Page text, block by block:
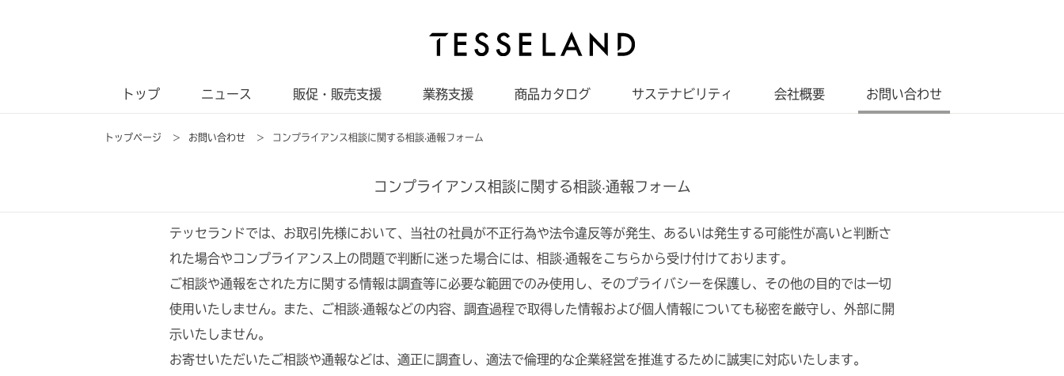
トップ ニュース 販促・販売支援 業務支援 商品カタログ サステナビリティ 会社概要 お問い合わせ
トップページ > お問い合わせ > コンプライアンス相談に関する相談‧通報フォーム
コンプライアンス相談に関する相談‧通報フォーム
テッセランドでは、お取引先様において、当社の社員が不正行為や法令違反等が発生、あるいは発生する可能性が高いと判断さ
れた場合やコンプライアンス上の問題で判断に迷った場合には、相談‧通報をこちらから受け付けております。
ご相談や通報をされた方に関する情報は調査等に必要な範囲でのみ使用し、そのプライバシーを保護し、その他の⽬的では⼀切
使用いたしません。また、ご相談‧通報などの内容、調査過程で取得した情報および個人情報についても秘密を厳守し、外部に開
示いたしません。
お寄せいただいたご相談や通報などは、適正に調査し、適法で倫理的な企業経営を推進するために誠実に対応いたします。